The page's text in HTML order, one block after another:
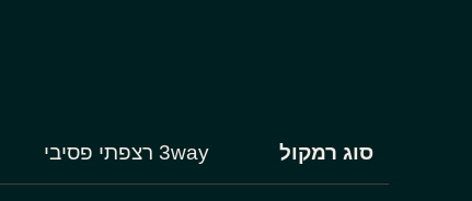
סוג רמקול 3way רצפתי פסיבי